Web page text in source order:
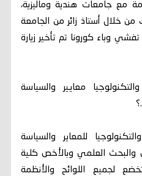
مع جامعات هندية وماليزية،
من خلال أستاذ زائر من الجامعة
تفشي وباء كورونا تم تأخير زيارة
معايير والسياسة
للمعاير والسياسة
والبحث العلمي وبالأخص كلية
لجميع اللوائح والأنظمة